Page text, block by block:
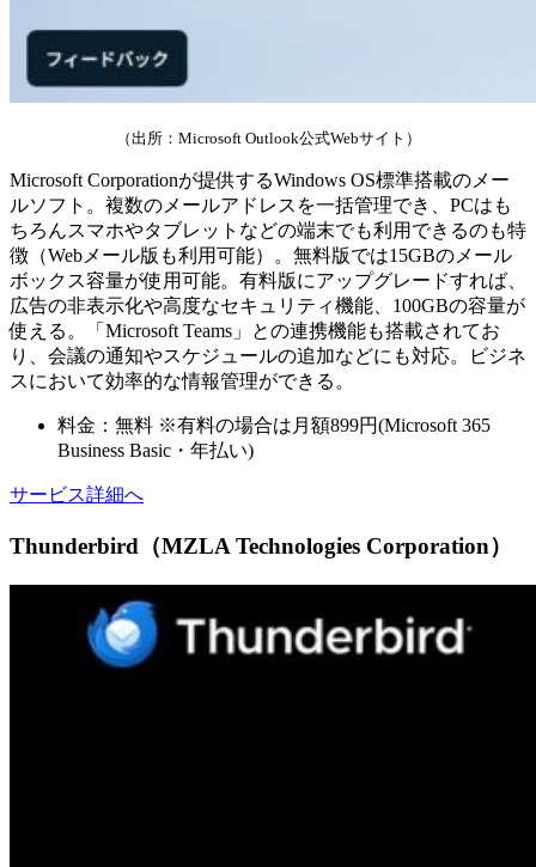
（出所：Microsoft Outlook公式Webサイト）
Microsoft Corporationが提供するWindows OS標準搭載のメー
ルソフト。複数のメールアドレスを一括管理でき、PCはも
ちろんスマホやタブレットなどの端末でも利用できるのも特
徴（Webメール版も利用可能）。無料版では15GBのメール
ボックス容量が使用可能。有料版にアップグレードすれば、
広告の非表示化や高度なセキュリティ機能、100GBの容量が
使える。「Microsoft Teams」との連携機能も搭載されてお
り、会議の通知やスケジュールの追加などにも対応。ビジネ
スにおいて効率的な情報管理ができる。
料金：無料 ※有料の場合は月額899円(Microsoft 365
Business Basic・年払い)
サービス詳細へ
Thunderbird（MZLA Technologies Corporation）